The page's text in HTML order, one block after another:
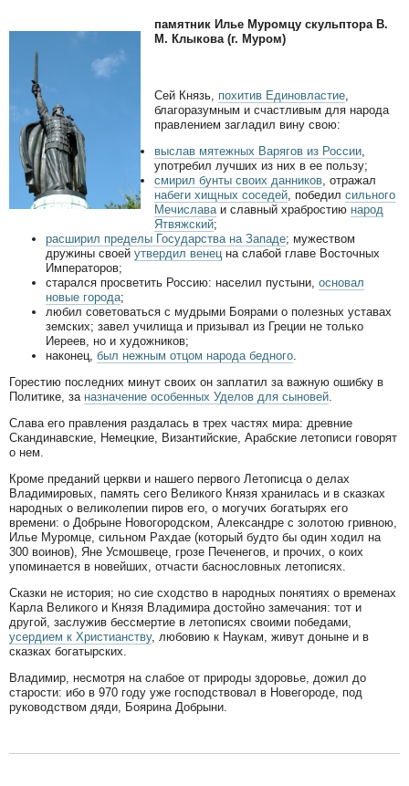
памятник Илье Муромцу скульптора В.
М. Клыкова (г. Муром)
Сей Князь, похитив Единовластие
благоразумным и счастливым для народа
правлением загладил вину свою:
выслав мятежных Варягов из России
употребил лучших из них в ее пользу;
смирил бунты своих данников , отражал
набеги хищных соседей , победил сильного
Мечислава и славный храбростию народ
Ятвяжский;
расширил пределы Государства на Западе; мужеством
дружины своей утвердил венец на слабой главе Восточных
Императоров;
старался просветить Россию: населил пустыни, основал
новые города;
любил советоваться с мудрыми Боярами о полезных уставах
земских; завел училища и призывал из Греции не только
Иереев, но и художников;
наконец, был нежным отцом народа бедного
Горестию последних минут своих он заплатил за важную ошибку в
Политике, за назначение особенных Уделов для сыновей
Слава его правления раздалась в трех частях мира: древние
Скандинавские, Немецкие, Византийские, Арабские летописи говорят
о нем.
Кроме преданий церкви и нашего первого Летописца о делах
Владимировых, память сего Великого Князя хранилась и в сказках
народных о великолепии пиров его, о могучих богатырях его
времени: о Добрыне Новогородском, Александре с золотою гривною,
Илье Муромце, сильном Рахдае (который будто бы один ходил на
300 воинов), Яне Усмошвеце, грозе Печенегов, и прочих, о коих
упоминается в новейших, отчасти баснословных летописях.
Сказки не история; но сие сходство в народных понятиях о временах
Карла Великого и Князя Владимира достойно замечания: тот и
другой, заслужив бессмертие в летописях своими победами,
усердием к Христианству, любовию к Наукам, живут доныне и в
сказках богатырских.
Владимир, несмотря на слабое от природы здоровье, дожил до
старости: ибо в 970 году уже господствовал в Новегороде, под
руководством дяди, Боярина Добрыни.